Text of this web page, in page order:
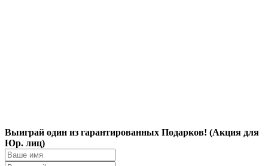
Выиграй один из гарантированных Подарков! (Акция для
Юр. лиц)